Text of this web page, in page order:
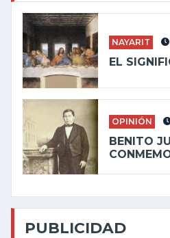
NAYARIT
EL
OPINIÓN
BENITO
PUBLICIDAD